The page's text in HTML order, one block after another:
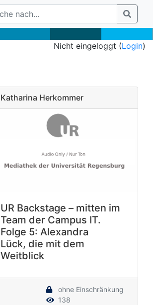
Nicht eingeloggt (Login)
Katharina Herkommer
UR Backstage – mitten im
Team der Campus IT.
Folge 5: Alexandra
Lück, die mit dem
Weitblick
ohne Einschränkung
138